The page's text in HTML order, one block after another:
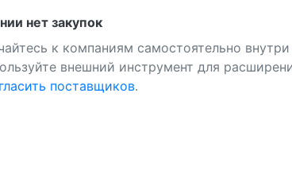
нет закупок
к компаниям самостоятельно внутри
внешний инструмент для
поставщиков.